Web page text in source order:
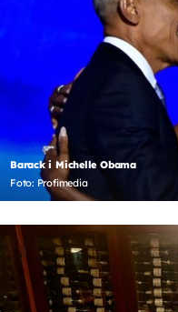
Barack i Michelle Obama
Foto: Profimedia